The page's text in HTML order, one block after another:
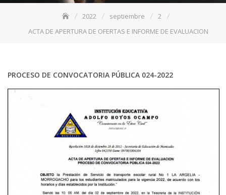
2022 septiembre
2
ACTA DE APERTURA DE OFERTAS E INFORME DE EVALUACION
PROCESO DE CONVOCATORIA PÚBLICA 024-2022